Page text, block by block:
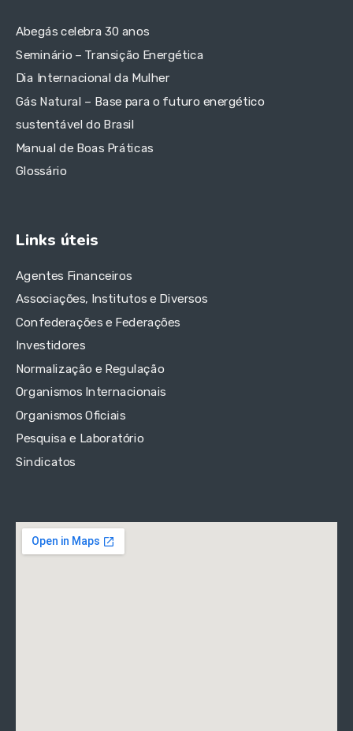
Abegás celebra 30 anos
Seminário – Transição Energética
Dia Internacional da Mulher
Gás Natural – Base para o futuro energético
sustentável do Brasil
Manual de Boas Práticas
Glossário
Links úteis
Agentes Financeiros
Associações, Institutos e Diversos
Confederações e Federações
Investidores
Normalização e Regulação
Organismos Internacionais
Organismos Oficiais
Pesquisa e Laboratório
Sindicatos